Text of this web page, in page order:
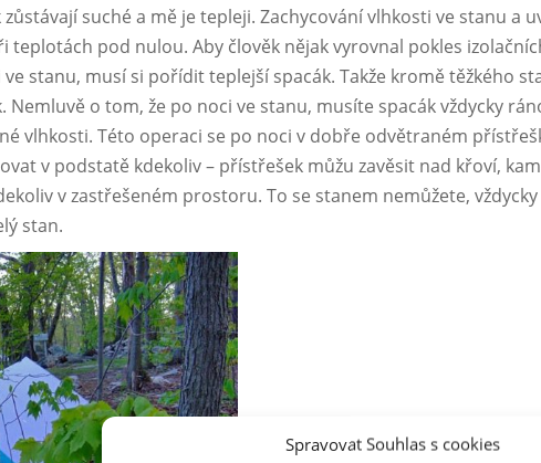
Spravovat Souhlas s cookies
suché a mě je tepleji. Zachycování vlhkosti ve stanu a
teplotách pod nulou. Aby člověk nějak vyrovnal pokles
stanu, musí si pořídit teplejší spacák. Takže kromě těžkého
Nemluvě o tom, že po noci ve stanu, musíte spacák vždycky
vlhkosti. Této operaci se po noci v dobře odvětraném
v podstatě kdekoliv – přístřešek můžu zavěsit nad křoví,
v zastřešeném prostoru. To se stanem nemůžete,
stan.